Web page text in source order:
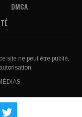
DMCA
site ne peut être publié,